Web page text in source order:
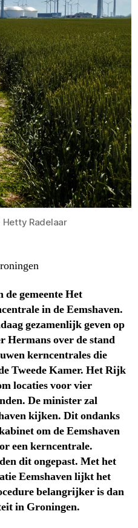
Radelaar
gemeente Het
in de Eemshaven.
gezamenlijk geven op
Hermans over de stand
kerncentrales die
Tweede Kamer. Het Rijk
locaties voor vier
De minister zal
kijken. Dit ondanks
om de Eemshaven
een kerncentrale.
dit ongepast. Met het
Eemshaven lijkt het
belangrijker is dan
in Groningen.